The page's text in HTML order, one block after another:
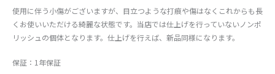
使用に伴う小傷がございますが、目立つような打痕や傷はなくこれからも長
くお使いいただける綺麗な状態です。当店では仕上げを行っていないノンポ
リッシュの個体となります。仕上げを行えば、新品同様になります。
保証：1年保証